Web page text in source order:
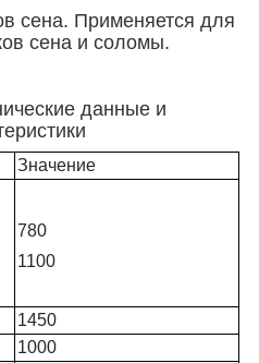
сена. Применяется для
сена и соломы.
данные и
Значение
780
1100
1450
1000